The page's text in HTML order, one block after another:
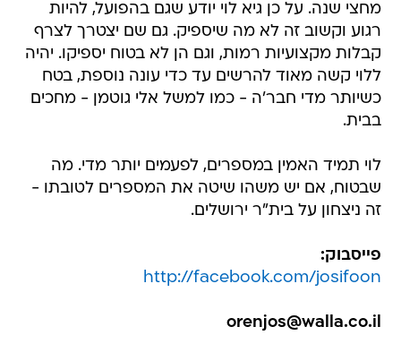
מחצי שנה. על כן גיא לוי יודע שגם בהפועל, להיות
רגוע וקשוב זה לא מה שיספיק. גם שם יצטרך לצרף
קבלות מקצועיות רמות, וגם הן לא בטוח יספיקו. יהיה
ללוי קשה מאוד להרשים עד כדי עונה נוספת, בטח
כשיותר מדי חבר'ה - כמו למשל אלי גוטמן - מחכים
בבית.
לוי תמיד האמין במספרים, לפעמים יותר מדי. מה
שבטוח, אם יש משהו שיטה את המספרים לטובתו -
זה ניצחון על בית"ר ירושלים.
פייסבוק:
http://facebook.com/josifoon
orenjos@walla.co.il